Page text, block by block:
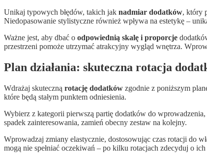
Unikaj typowych błędów, takich jak nadmiar dodatków, który
Niedopasowanie stylistyczne również wpływa na estetykę –
Ważne jest, aby dbać o odpowiednią skalę i proporcje
przestrzeni pomoże utrzymać atrakcyjny wygląd wnętrza.
Plan działania: skuteczna rotacja
Wdrażaj skuteczną rotację dodatków zgodnie z poniższym
które będą stałym punktem odniesienia.
Wybierz z kategorii pierwszą partię dodatków do
spadek zainteresowania, zamień obecny zestaw na kolejny.
Wprowadzaj zmiany elastycznie, dostosowując czas rotacji do
mogą nie spełniać oczekiwań – po kilku rotacjach zdecyduj o